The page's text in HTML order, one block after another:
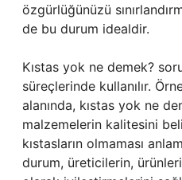
özgürlüğünüzü
de bu durum idealdir.
Kıstas yok ne demek?
süreçlerinde kullanılır.
alanında, kıstas yok ne
malzemelerin kalitesini
kıstasların olmaması
durum, üreticilerin,